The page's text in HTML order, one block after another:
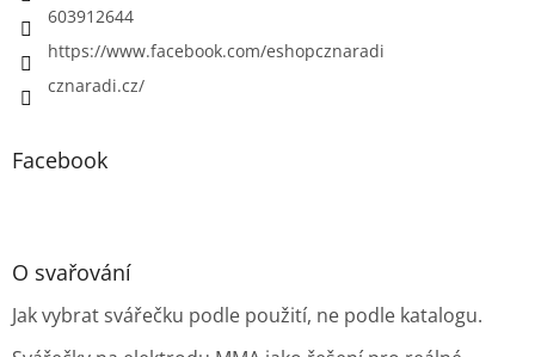
603912644
https://www.facebook.com/eshopcznaradi
cznaradi.cz/
Facebook
O svařování
Jak vybrat svářečku podle použití, ne podle katalogu.